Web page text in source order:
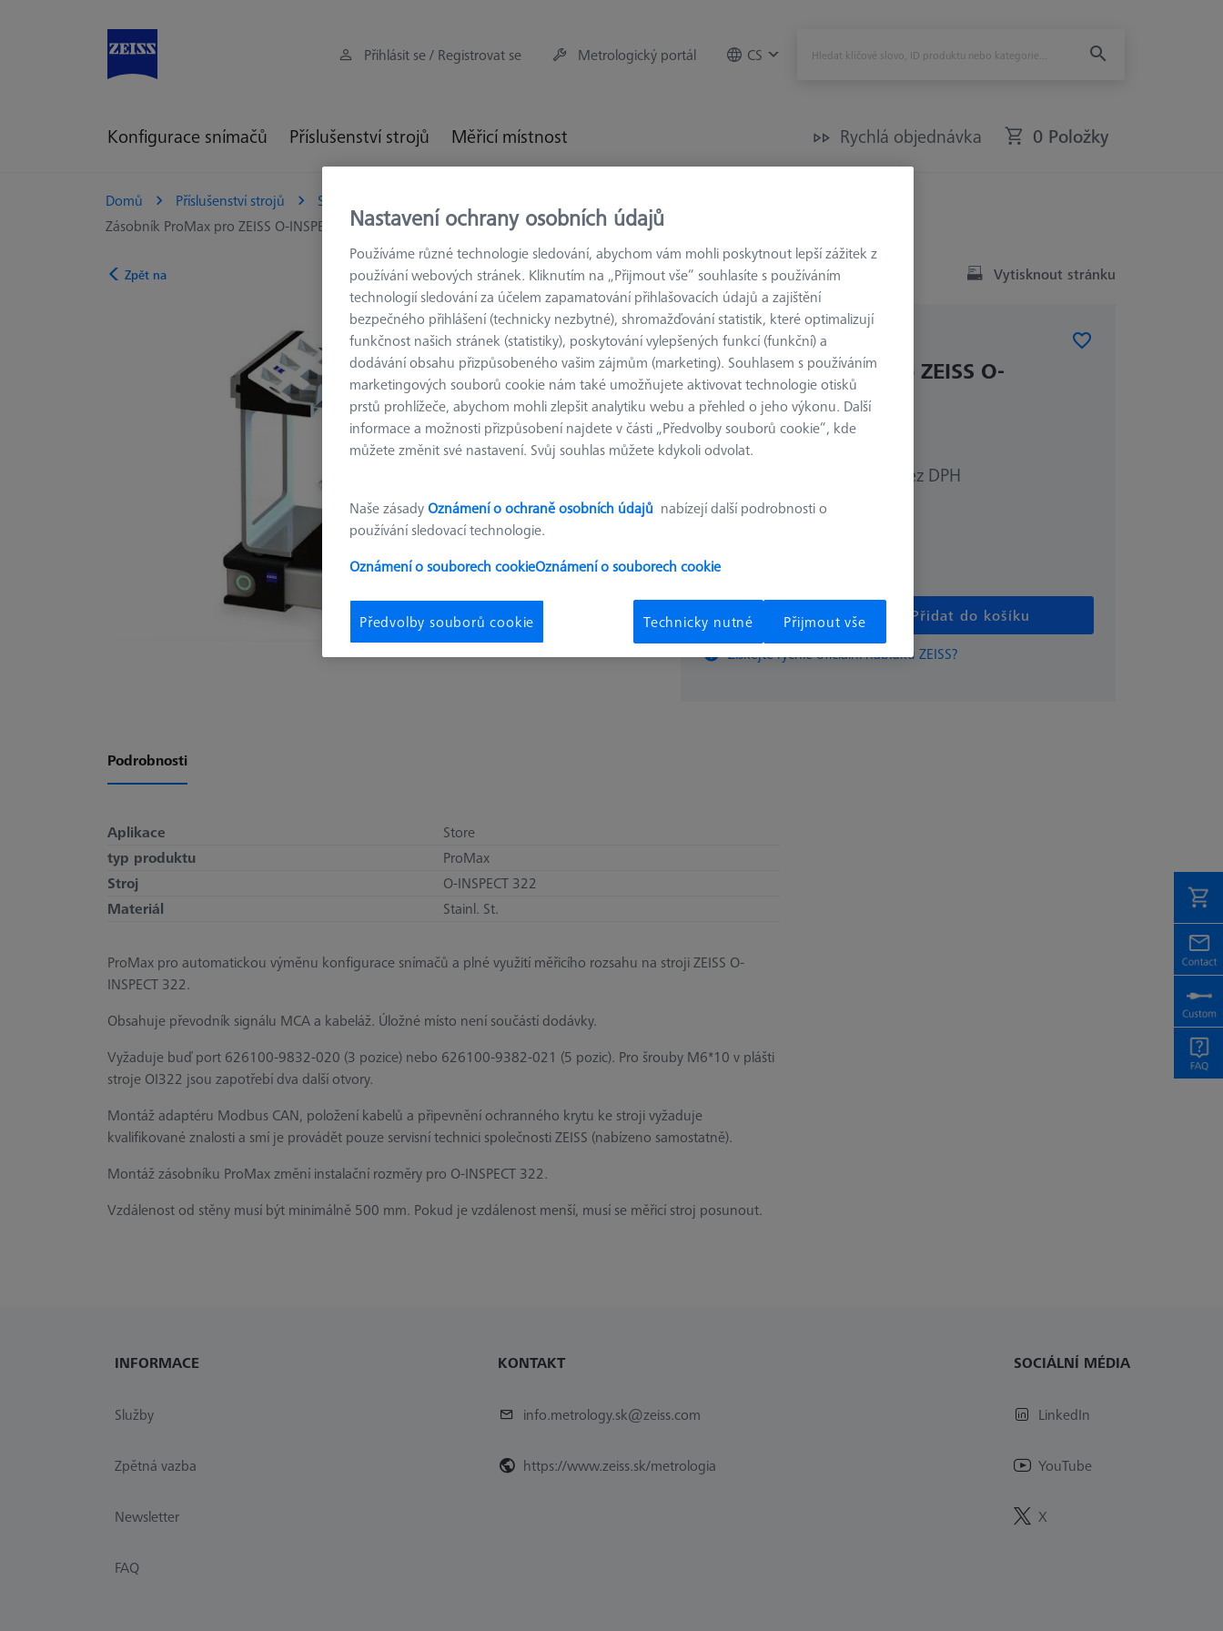
Přihlásit se / Registrovat se Metrologický portál CS
Konfigurace snímačů Příslušenství strojů Měřicí místnost Rychlá objednávka 0 Položky
Domů Příslušenství strojů Souřadnicové měřicí stroje
Zásobník ProMax pro ZEISS O-INSPECT 322
Vytisknout stránku
Zpět na
PROMAX
Zásobník ProMax pro ZEISS O-
INSPECT 322
626100-9700-000
7.816,79 € bez DPH
ks
Přidat do košíku
Získejte rychle oficiální nabídku ZEISS?
Podrobnosti
Aplikace
Store
typ produktu
ProMax
Stroj
O-INSPECT 322
Materiál
Stainl. St.
ProMax pro automatickou výměnu konfigurace snímačů a plné využití měřicího rozsahu na stroji ZEISS O-
INSPECT 322.
Obsahuje převodník signálu MCA a kabeláž. Úložné místo není součástí dodávky.
Vyžaduje buď port 626100-9832-020 (3 pozice) nebo 626100-9382-021 (5 pozic). Pro šrouby M6*10 v plášti
stroje OI322 jsou zapotřebí dva další otvory.
Montáž adaptéru Modbus CAN, položení kabelů a připevnění ochranného krytu ke stroji vyžaduje
kvalifikované znalosti a smí je provádět pouze servisní technici společnosti ZEISS (nabízeno samostatně).
Montáž zásobníku ProMax změní instalační rozměry pro O-INSPECT 322.
Vzdálenost od stěny musí být minimálně 500 mm. Pokud je vzdálenost menší, musí se měřicí stroj posunout.
INFORMACE
Služby
Zpětná vazba
Newsletter
FAQ
KONTAKT
info.metrology.sk@zeiss.com
https://www.zeiss.sk/metrologia
SOCIÁLNÍ MÉDIA
LinkedIn
YouTube
X
Nastavení ochrany osobních údajů
Používáme různé technologie sledování, abychom vám mohli poskytnout lepší zážitek z
používání webových stránek. Kliknutím na „Přijmout vše“ souhlasíte s používáním
technologií sledování za účelem zapamatování přihlašovacích údajů a zajištění
bezpečného přihlášení (technicky nezbytné), shromažďování statistik, které optimalizují
funkčnost našich stránek (statistiky), poskytování vylepšených funkcí (funkční) a
dodávání obsahu přizpůsobeného vašim zájmům (marketing). Souhlasem s používáním
marketingových souborů cookie nám také umožňujete aktivovat technologie otisků
prstů prohlížeče, abychom mohli zlepšit analytiku webu a přehled o jeho výkonu. Další
informace a možnosti přizpůsobení najdete v části „Předvolby souborů cookie“, kde
můžete změnit své nastavení. Svůj souhlas můžete kdykoli odvolat.
Naše zásadyOznámení o ochraně osobních údajů nabízejí další podrobnosti o
používání sledovací technologie.
Oznámení o souborech cookieOznámení o souborech cookie
Předvolby souborů cookie Technicky nutné Přijmout vše